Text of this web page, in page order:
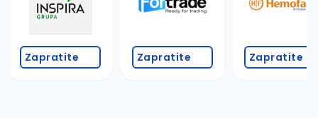
Zapratite Zapratite Zapratite